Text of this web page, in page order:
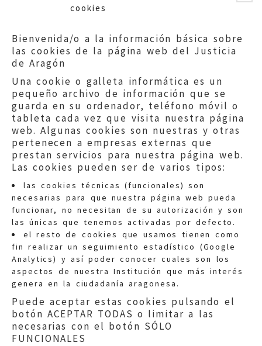
cookies
Bienvenida/o a la información básica sobre
las cookies de la página web del Justicia
de Aragón
Una cookie o galleta informática es un
pequeño archivo de información que se
guarda en su ordenador, teléfono móvil o
tableta cada vez que visita nuestra página
web. Algunas cookies son nuestras y otras
pertenecen a empresas externas que
prestan servicios para nuestra página web.
Las cookies pueden ser de varios tipos:
las cookies técnicas (funcionales) son
necesarias para que nuestra página web pueda
funcionar, no necesitan de su autorización y son
las únicas que tenemos activadas por defecto.
el resto de cookies que usamos tienen como
fin realizar un seguimiento estadístico (Google
Analytics) y así poder conocer cuales son los
aspectos de nuestra Institución que más interés
genera en la ciudadanía aragonesa.
Puede aceptar estas cookies pulsando el
botón ACEPTAR TODAS o limitar a las
necesarias con el botón SÓLO
FUNCIONALES
Quejas:quejas@eljusticiadearagon.es
Información general:
informacion@eljusticiadearagon.es
Teléfonos:900 210 210/